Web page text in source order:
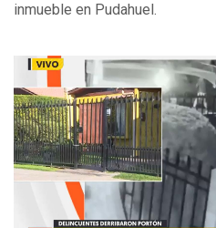
inmueble en Pudahuel.